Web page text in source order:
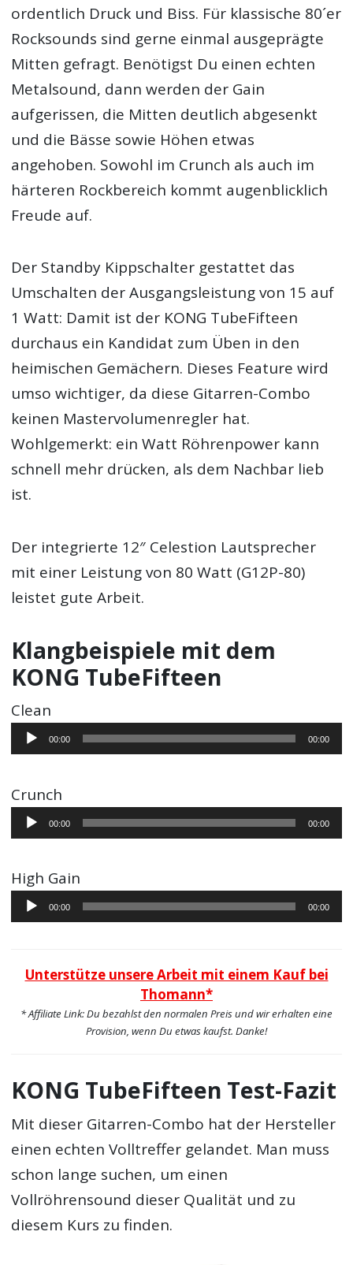
ordentlich Druck und Biss. Für klassische 80´er
Rocksounds sind gerne einmal ausgeprägte
Mitten gefragt. Benötigst Du einen echten
Metalsound, dann werden der Gain
aufgerissen, die Mitten deutlich abgesenkt
und die Bässe sowie Höhen etwas
angehoben. Sowohl im Crunch als auch im
härteren Rockbereich kommt augenblicklich
Freude auf.
Der Standby Kippschalter gestattet das
Umschalten der Ausgangsleistung von 15 auf
1 Watt: Damit ist der KONG TubeFifteen
durchaus ein Kandidat zum Üben in den
heimischen Gemächern. Dieses Feature wird
umso wichtiger, da diese Gitarren-Combo
keinen Mastervolumenregler hat.
Wohlgemerkt: ein Watt Röhrenpower kann
schnell mehr drücken, als dem Nachbar lieb
ist.
Der integrierte 12″ Celestion Lautsprecher
mit einer Leistung von 80 Watt (G12P-80)
leistet gute Arbeit.
Klangbeispiele mit dem
KONG TubeFifteen
Clean
Audio-
Player
00:00 00:00
Crunch
Audio-
Player
00:00 00:00
High Gain
Audio-
Player
00:00 00:00
Unterstütze unsere Arbeit mit einem Kauf bei
Thomann*
* Affiliate Link: Du bezahlst den normalen Preis und wir erhalten eine
Provision, wenn Du etwas kaufst. Danke!
KONG TubeFifteen Test-Fazit
Mit dieser Gitarren-Combo hat der Hersteller
einen echten Volltreffer gelandet. Man muss
schon lange suchen, um einen
Vollröhrensound dieser Qualität und zu
diesem Kurs zu finden.